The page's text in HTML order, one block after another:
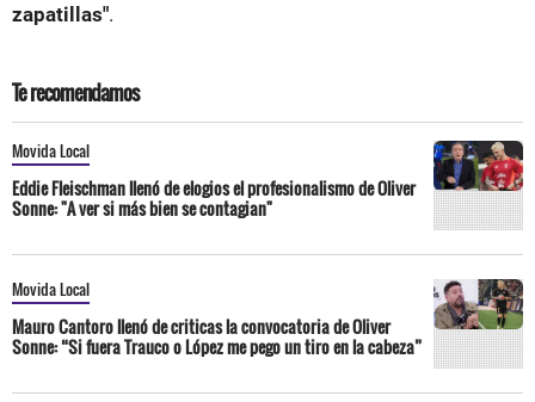
zapatillas".
Te recomendamos
Movida Local
Eddie Fleischman llenó de elogios el profesionalismo de Oliver
Sonne: "A ver si más bien se contagian"
Movida Local
Mauro Cantoro llenó de criticas la convocatoria de Oliver
Sonne: “Si fuera Trauco o López me pego un tiro en la cabeza”